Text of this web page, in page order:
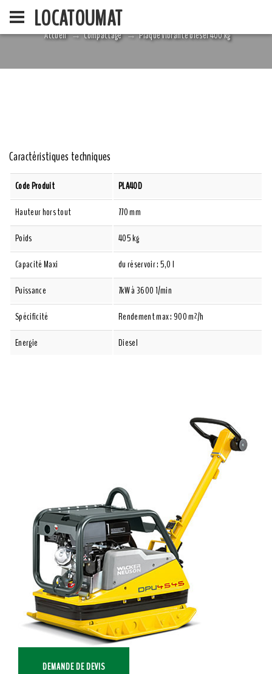
LOCATOUMAT
Accueil Compactage Plaque vibrante diesel 400 kg
Caractéristiques techniques
Code Produit
PLA40D
Hauteur hors tout
770 mm
Poids
405 kg
Capacité Maxi
du réservoir : 5,0 l
Puissance
7kW à 3600 1/min
Spécificité
Rendement max : 900 m²/h
Energie
Diesel
DEMANDE DE DEVIS